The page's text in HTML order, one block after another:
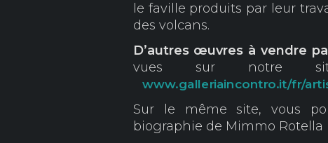
le faville produits par leur
des volcans.
D’autres œuvres à vendre
vues sur notre
www.galleriaincontro.it/fr/
Sur le même site, vous
biographie de Mimmo Rotella